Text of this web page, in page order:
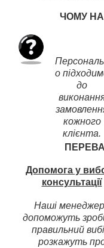
ЧОМУ
о
до
кожного
клієнта.
Допомога у
консультації
Наші
допоможуть
правильний
розкажуть